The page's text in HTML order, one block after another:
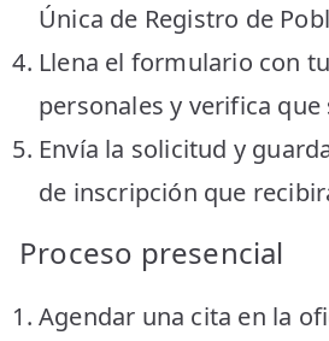
Única de Registro de
Llena el formulario con
personales y verifica
Envía la solicitud y
de inscripción que
Proceso presencial
Agendar una cita en la